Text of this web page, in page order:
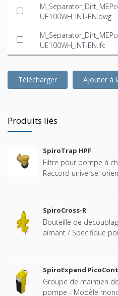
UE100WH_INT-EN.dwg
UE100WH_INT-EN.ifc
Télécharger Ajouter à
Produits liés
SpiroTrap HPF
Filtre pour pompe à
Raccord universel
SpiroCross-R
Bouteille de
aimant / Spécifique
SpiroExpand
Groupe de maintien
pompe - Modèle